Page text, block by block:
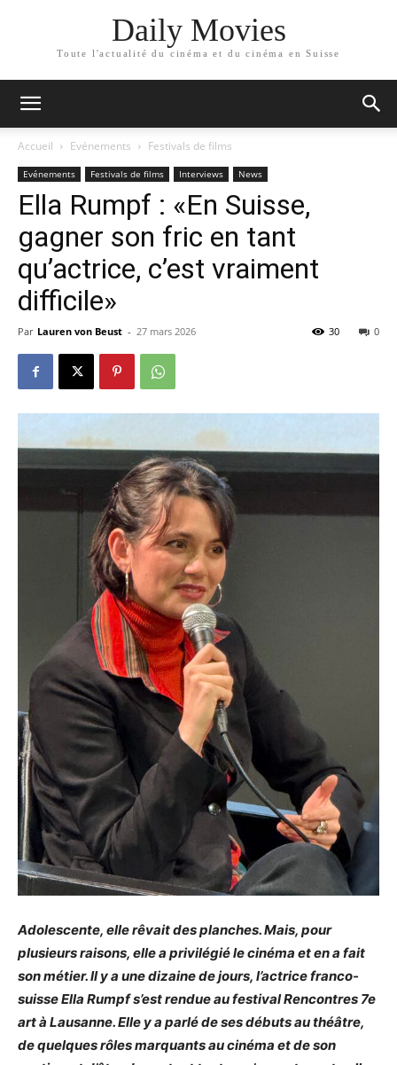
Daily Movies
Toute l'actualité du cinéma et du cinéma en Suisse
Accueil Evénements Festivals de films
Evénements Festivals de films Interviews News
Ella Rumpf : «En Suisse,
gagner son fric en tant
qu’actrice, c’est vraiment
difficile»
Par Lauren von Beust - 27 mars 2026 0
30
Adolescente, elle rêvait des planches. Mais, pour
plusieurs raisons, elle a privilégié le cinéma et en a fait
son métier. Il y a une dizaine de jours, l’actrice franco-
suisse Ella Rumpf s’est rendue au festival Rencontres 7e
art à Lausanne. Elle y a parlé de ses débuts au théâtre,
de quelques rôles marquants au cinéma et de son